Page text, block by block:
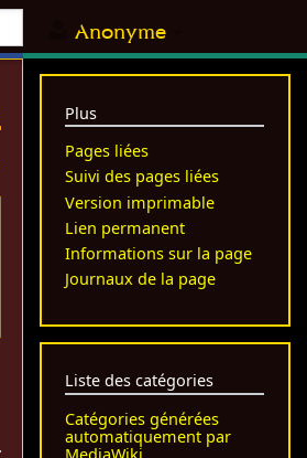
Anonyme
Plus
Pages liées
Suivi des pages liées
Version imprimable
Lien permanent
Informations sur la page
Journaux de la page
Liste des catégories
Catégories générées
automatiquement par